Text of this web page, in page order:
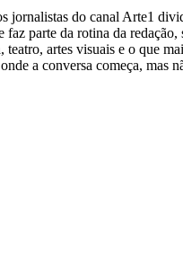
jornalistas do canal Arte1
faz parte da rotina da redação,
teatro, artes visuais e o que
a conversa começa, mas